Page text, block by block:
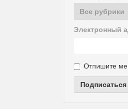
Электронный
Отпишите
Подписаться